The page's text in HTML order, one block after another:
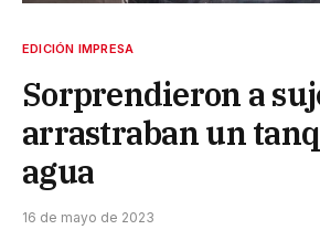
EDICIÓN IMPRESA
Sorprendieron a
arrastraban un
agua
16 de mayo de 2023